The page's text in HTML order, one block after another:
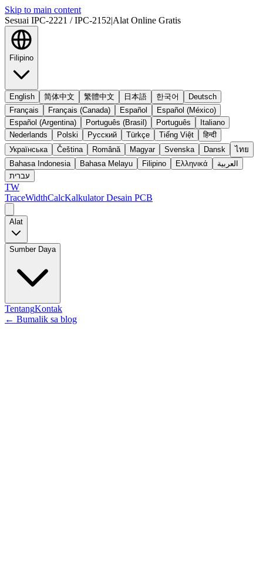
Skip to main content
Sesuai IPC-2221 / IPC-2152|Alat Online Gratis
Filipino
English 简体中文 繁體中文 日本語 한국어
Deutsch
Français
Français (Canada) Español
Español (México)
Español (Argentina)
Português (Brasil) Português
Italiano
Nederlands
Polski Русский Türkçe Tiếng Việt
हिन्दी
Українська
Čeština Română Magyar Svenska Dansk
ไทย
Bahasa Indonesia
Bahasa Melayu Filipino Ελληνικά
العربية
עברית
TW
TraceWidthCalcKalkulator Desain PCB
Alat
Sumber Daya
TentangKontak
← Bumalik sa blog